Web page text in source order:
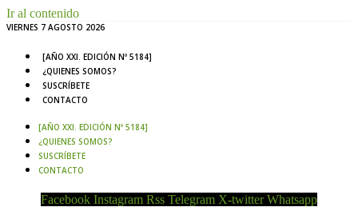
Ir al contenido
VIERNES 7 AGOSTO 2026
[AÑO XXI. EDICIÓN Nº 5184]
¿QUIENES SOMOS?
SUSCRÍBETE
CONTACTO
[AÑO XXI. EDICIÓN Nº 5184]
¿QUIENES SOMOS?
SUSCRÍBETE
CONTACTO
Facebook Instagram Rss Telegram X-twitter Whatsapp